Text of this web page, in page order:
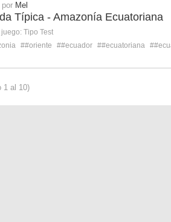
por Mel
Típica - Amazonía Ecuatoriana
Tipo Test
##oriente ##ecuador ##ecuatoriana
1 al 10)